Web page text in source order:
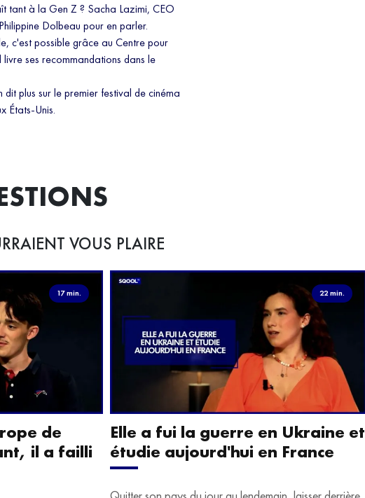
tant à la Gen Z ? Sacha Lazimi, CEO
Dolbeau pour en parler.
c'est possible grâce au Centre pour
ses recommandations dans le
plus sur le premier festival de cinéma
États-Unis.
VOUS PLAIRE
17 min.
de
il a failli
22 min.
Elle a fui la guerre en Ukraine et
étudie aujourd'hui en France